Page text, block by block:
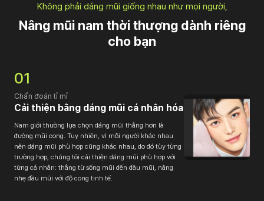
Không phải dáng mũi giống nhau như mọi người,
Nâng mũi nam thời thượng dành riêng
cho bạn
01
Chẩn đoán tỉ mỉ
Cải thiện bằng dáng mũi cá nhân hóa
Nam giới thường lựa chọn dáng mũi thẳng hơn là
đường mũi cong. Tuy nhiên, vì mỗi người khác nhau
nên dáng mũi phù hợp cũng khác nhau, do đó tùy từng
trường hợp, chúng tôi cải thiện dáng mũi phù hợp với
từng cá nhân: thẳng từ sống mũi đến đầu mũi, nâng
nhẹ đầu mũi với độ cong tinh tế.